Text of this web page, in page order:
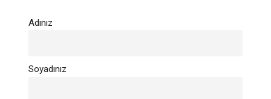
Adınız
Soyadınız